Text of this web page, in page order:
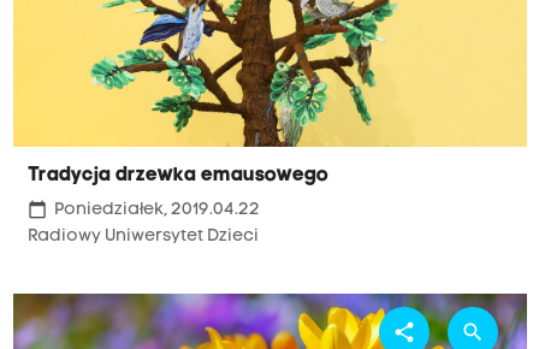
Tradycja drzewka emausowego
calendar_today Poniedziałek, 2019.04.22
Radiowy Uniwersytet Dzieci
share search